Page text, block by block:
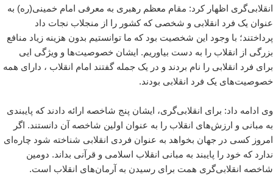
انقلابی‌گری اظهار کرد: مقام معظم رهبری به معرفی امام خمینی(ره) به
عنوان یک فرد انقلابی و شخصی که کشور را از منجلاب نجات داد
پرداختند؛ با وجود این شخصیت بود که ما توانستیم بدون هزینه زیاد منافع
بزرگی از انقلاب را به دست بیاوریم. ایشان خصوصیت‌ها و ویژگی ‌ایی
برای فرد انقلابی را نام بردند و در یک جمله گفتند امام انقلاب ، دارای همه
خصوصیت‌های یک فرد انقلابی بودند.
وی ادامه داد: برای انقلابی‌گری، ایشان پنج شاخصه ارائه دادند که پایبندی
به مبانی و ارزش‌های انقلاب را به عنوان اولین شاخصه آن دانستند. اگر
امروز کسی در جهان بخواهد به عنوان فردی انقلابی شناخته شود چاره‌ای
ندارد که خود را پایبند به مبانی انقلاب اسلامی و قرآنی بداند. دومین
شاخصه انقلابی‌گری همت برای رسیدن به آرمان‌های انقلاب است.